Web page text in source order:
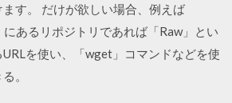
す。 だけが欲しい場合、例えば
あるリポジトリであれば「Raw」とい
を使い、「wget」コマンドなどを使
。